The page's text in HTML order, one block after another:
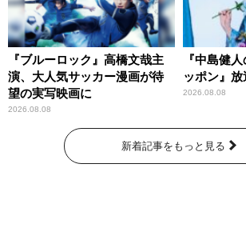
『ブルーロック』高橋文哉主
演、大人気サッカー漫画が待
望の実写映画に
2026.08.08
『中島健
ッポン』放
2026.08.08
新着記事をもっと見る